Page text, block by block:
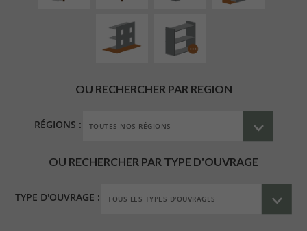
OU RECHERCHER PAR REGION
RÉGIONS :
OU RECHERCHER PAR TYPE D'OUVRAGE
TYPE D'OUVRAGE :